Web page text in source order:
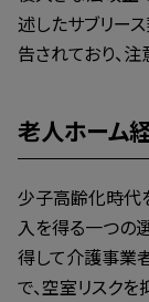
述したサブリー
告されており、注
老人ホーム
少子高齢化時代
入を得る一つの
得して介護事業
で、空室リスク